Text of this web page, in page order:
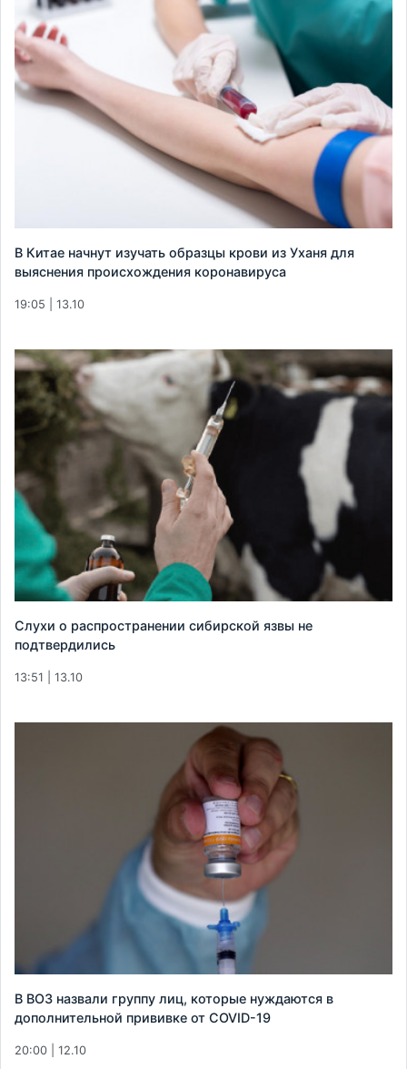
В Китае начнут изучать образцы крови из Уханя для
выяснения происхождения коронавируса
19:05 | 13.10
Слухи о распространении сибирской язвы не
подтвердились
13:51 | 13.10
В ВОЗ назвали группу лиц, которые нуждаются в
дополнительной прививке от COVID-19
20:00 | 12.10